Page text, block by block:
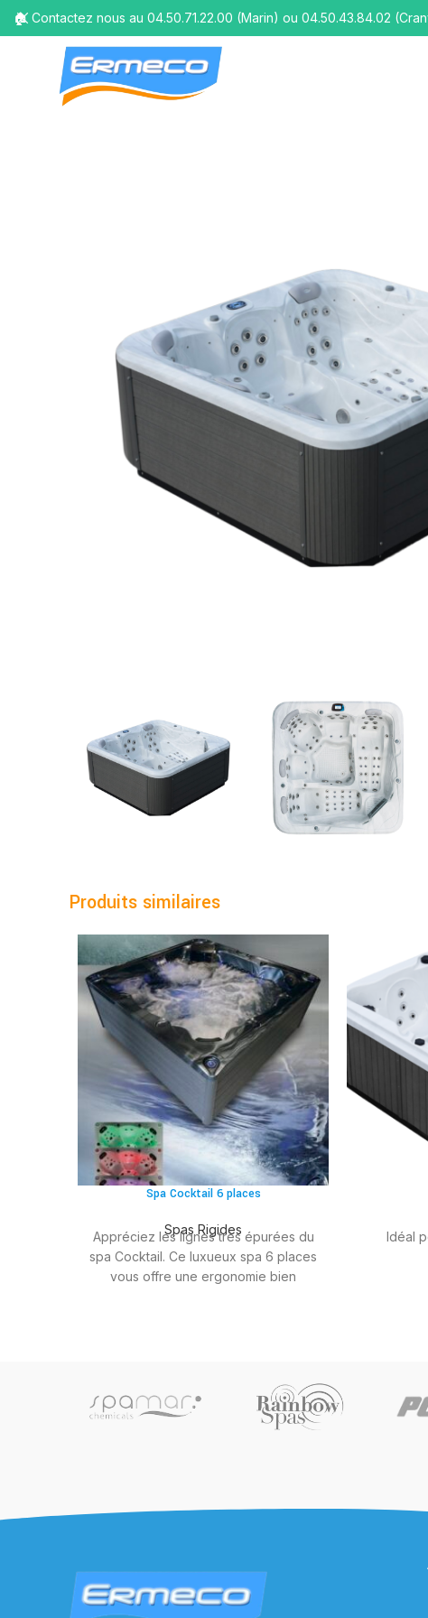
Produits similaires
Spa Cocktail 6 places
Spas Rigides
Appréciez les lignes très épurées du
spa Cocktail. Ce luxueux spa 6 places
vous offre une ergonomie bien
Idéal
🏠 Contactez nous au 04.50.71.22.00 (Marin) ou 04.50.43.84.02